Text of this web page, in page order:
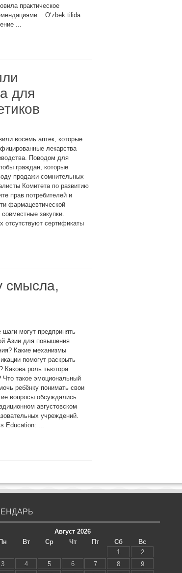
практическое
O‘zbek tilida
...
для
восемь аптек, которые
лекарства
Поводом для
граждан, которые
продажи сомнительных
Комитета по развитию
прав потребителей и
фармацевтической
закупки.
отсутствуют сертификаты
смысла,
могут предпринять
Азии для повышения
Какие механизмы
помогут раскрыть
Какова роль тьютора
такое эмоциональный
ребёнку понимать свои
вопросы обсуждались
августовском
учреждений.
Education: ...
Август 2026
Пн
Вт Ср Чт Пт Сб
Вс
1
2
3
4 5 6 7 8
9